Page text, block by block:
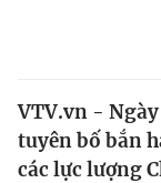
Thế giới
VTV.vn -
tuyên bố bắn
các lực lượng